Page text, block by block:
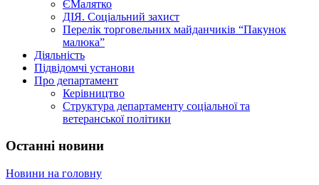
ЄМалятко
ДІЯ. Соціальний захист
Перелік торговельних майданчиків “Пакунок
малюка”
Діяльність
Підвідомчі установи
Про департамент
Керівництво
Структура департаменту соціальної та
ветеранської політики
Останні новини
Новини на головну